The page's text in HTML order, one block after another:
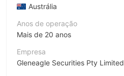
Austrália
Anos de operação
Mais de 20 anos
Empresa
Gleneagle Securities Pty Limited